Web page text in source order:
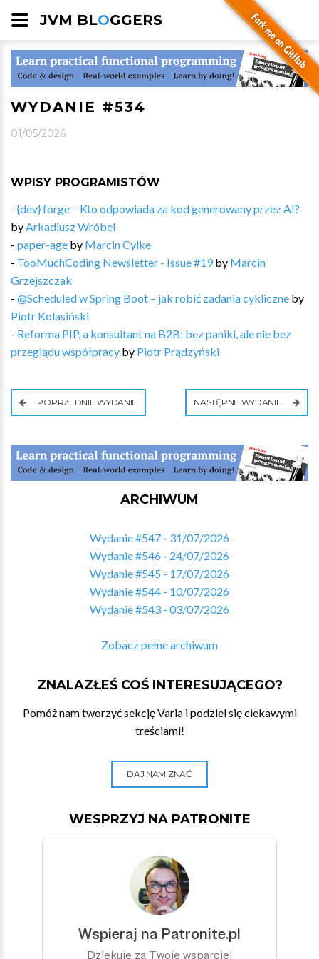
JVM BLOGGERS
WYDANIE #534
01/05/2026
WPISY PROGRAMISTÓW
- {dev} forge – Kto odpowiada za kod generowany przez AI?
by Arkadiusz Wróbel
- paper-age by Marcin Cylke
- TooMuchCoding Newsletter - Issue #19 by Marcin
Grzejszczak
- @Scheduled w Spring Boot – jak robić zadania cykliczne by
Piotr Kolasiński
- Reforma PIP, a konsultant na B2B: bez paniki, ale nie bez
przeglądu współpracy by Piotr Prądzyński
POPRZEDNIE WYDANIE NASTĘPNE WYDANIE
ARCHIWUM
Wydanie #547 - 31/07/2026
Wydanie #546 - 24/07/2026
Wydanie #545 - 17/07/2026
Wydanie #544 - 10/07/2026
Wydanie #543 - 03/07/2026
Zobacz pełne archiwum
ZNALAZŁEŚ COŚ INTERESUJĄCEGO?
Pomóż nam tworzyć sekcję Varia i podziel się ciekawymi
treściami!
DAJ NAM ZNAĆ
WESPRZYJ NA PATRONITE